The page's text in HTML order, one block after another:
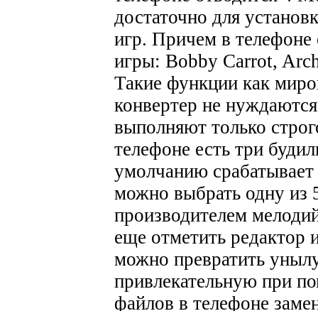
достаточно для
игр. Причем в телефоне
игры: Bobby Carrot,
Такие функции как
конвертер не
выполняют только
телефоне есть три
умолчанию
можно выбрать одну из
производителем
еще отметить
можно превратить
привлекательную при
файлов в телефоне